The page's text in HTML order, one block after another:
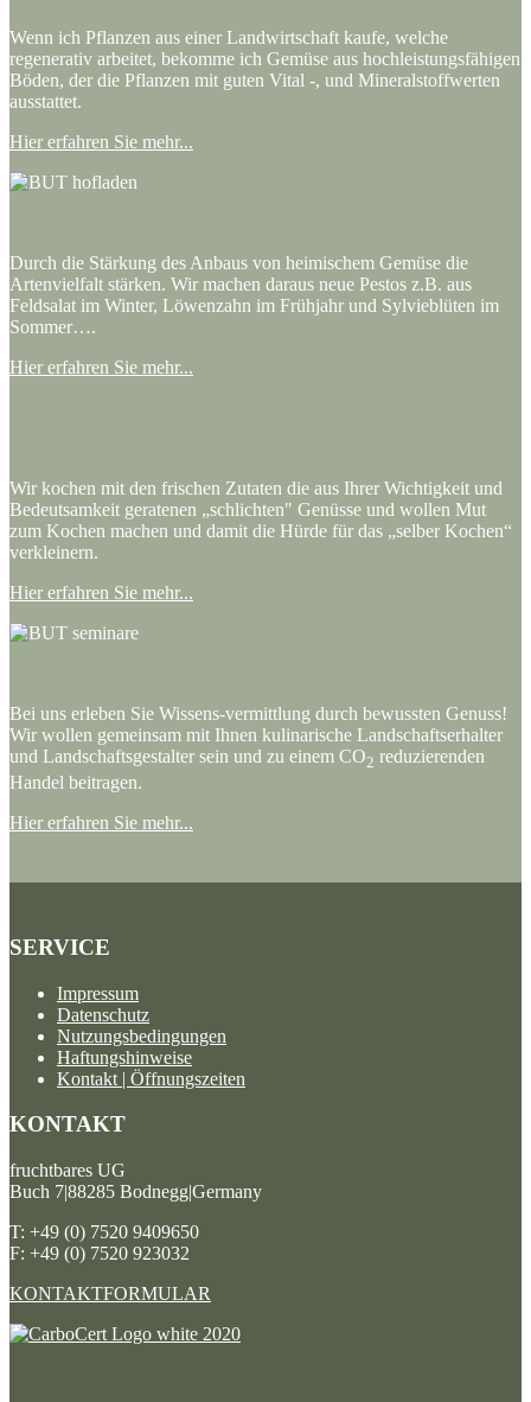
Wenn ich Pflanzen aus einer Landwirtschaft kaufe, welche
regenerativ arbeitet, bekomme ich Gemüse aus hochleistungsfähigen
Böden, der die Pflanzen mit guten Vital -, und Mineralstoffwerten
ausstattet.
Hier erfahren Sie mehr...
Durch die Stärkung des Anbaus von heimischem Gemüse die
Artenvielfalt stärken. Wir machen daraus neue Pestos z.B. aus
Feldsalat im Winter, Löwenzahn im Frühjahr und Sylvieblüten im
Sommer….
Hier erfahren Sie mehr...
Wir kochen mit den frischen Zutaten die aus Ihrer Wichtigkeit und
Bedeutsamkeit geratenen „schlichten" Genüsse und wollen Mut
zum Kochen machen und damit die Hürde für das „selber Kochen“
verkleinern.
Hier erfahren Sie mehr...
Bei uns erleben Sie Wissens-vermittlung durch bewussten Genuss!
Wir wollen gemeinsam mit Ihnen kulinarische Landschaftserhalter
und Landschaftsgestalter sein und zu einem CO2 reduzierenden
Handel beitragen.
Hier erfahren Sie mehr...
SERVICE
Impressum
Datenschutz
Nutzungsbedingungen
Haftungshinweise
Kontakt | Öffnungszeiten
KONTAKT
fruchtbares UG
Buch 7|88285 Bodnegg|Germany
T: +49 (0) 7520 9409650
F: +49 (0) 7520 923032
KONTAKTFORMULAR